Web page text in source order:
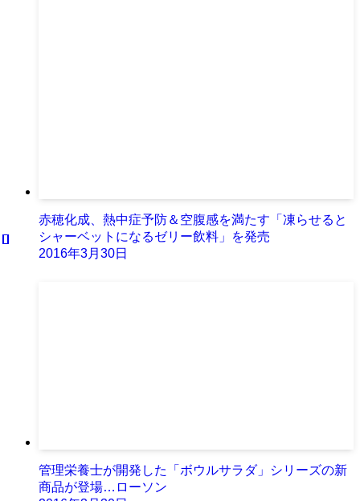
赤穂化成、熱中症予防＆空腹感を満たす「凍らせると
シャーベットになるゼリー飲料」を発売
2016年3月30日
管理栄養士が開発した「ボウルサラダ」シリーズの新
商品が登場…ローソン